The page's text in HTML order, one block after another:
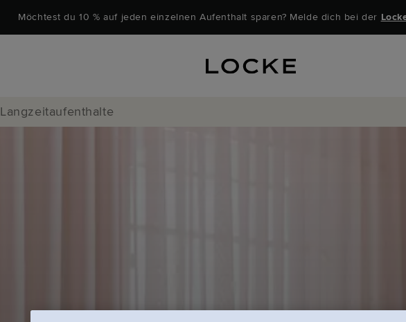
Möchtest du 10 % auf jeden einzelnen Aufenthalt sparen? Melde dich bei der
Langzeitaufenthalte